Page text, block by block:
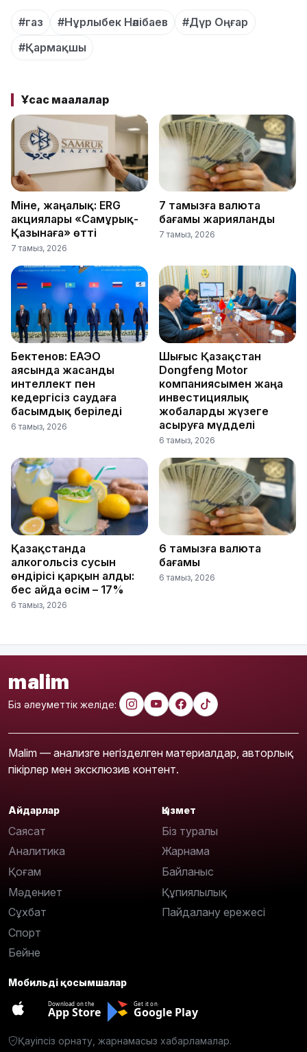
#газ #Нұрлыбек Нәлібаев
#Дүр Оңғар
#Қармақшы
Ұқсас мақалалар
Міне, жаңалық: ERG
акциялары «Самұрық-
Қазынаға» өтті
7 тамыз, 2026
7 тамызға валюта
бағамы жарияланды
7 тамыз, 2026
Бектенов: ЕАЭО
аясында жасанды
интеллект пен
кедергісіз саудаға
басымдық беріледі
6 тамыз, 2026
Шығыс Қазақстан
Dongfeng Motor
компаниясымен жаңа
инвестициялық
жобаларды жүзеге
асыруға мүдделі
6 тамыз, 2026
Қазақстанда
алкогольсіз сусын
өндірісі қарқын алды:
бес айда өсім – 17%
6 тамыз, 2026
6 тамызға валюта
бағамы
6 тамыз, 2026
malim
Біз әлеуметтік желіде:
Malim — анализге негізделген материалдар, авторлық
пікірлер мен эксклюзив контент.
Айдарлар
Саясат
Аналитика
Қоғам
Мәдениет
Сұхбат
Спорт
Бейне
Қызмет
Біз туралы
Жарнама
Байланыс
Құпиялылық
Пайдалану ережесі
Мобильді қосымшалар
Download on the
App Store
Get it on
Google Play
Қауіпсіз орнату, жарнамасыз хабарламалар.